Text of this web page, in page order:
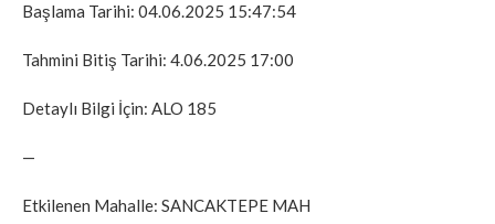
Başlama Tarihi: 04.06.2025 15:47:54
Tahmini Bitiş Tarihi: 4.06.2025 17:00
Detaylı Bilgi İçin: ALO 185
—
Etkilenen Mahalle: SANCAKTEPE MAH